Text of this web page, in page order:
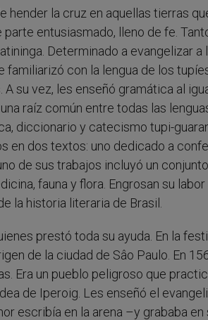
hender la cruz en aquellas tierras
entusiasmado, lleno de fe.
Determinado a evangelizar a
familiarizó con la lengua de los
su vez, les enseñó gramática al
raíz común entre todas las
diccionario y catecismo tupi-
en dos textos: uno dedicado a
de sus trabajos incluyó un
fauna y flora. Engrosan su labor
la historia literaria de Brasil.
prestó toda su ayuda. En la
de la ciudad de Sâo Paulo. En
Era un pueblo peligroso que
de Iperoig. Les enseñó el
escribía en la arena –y grababa en